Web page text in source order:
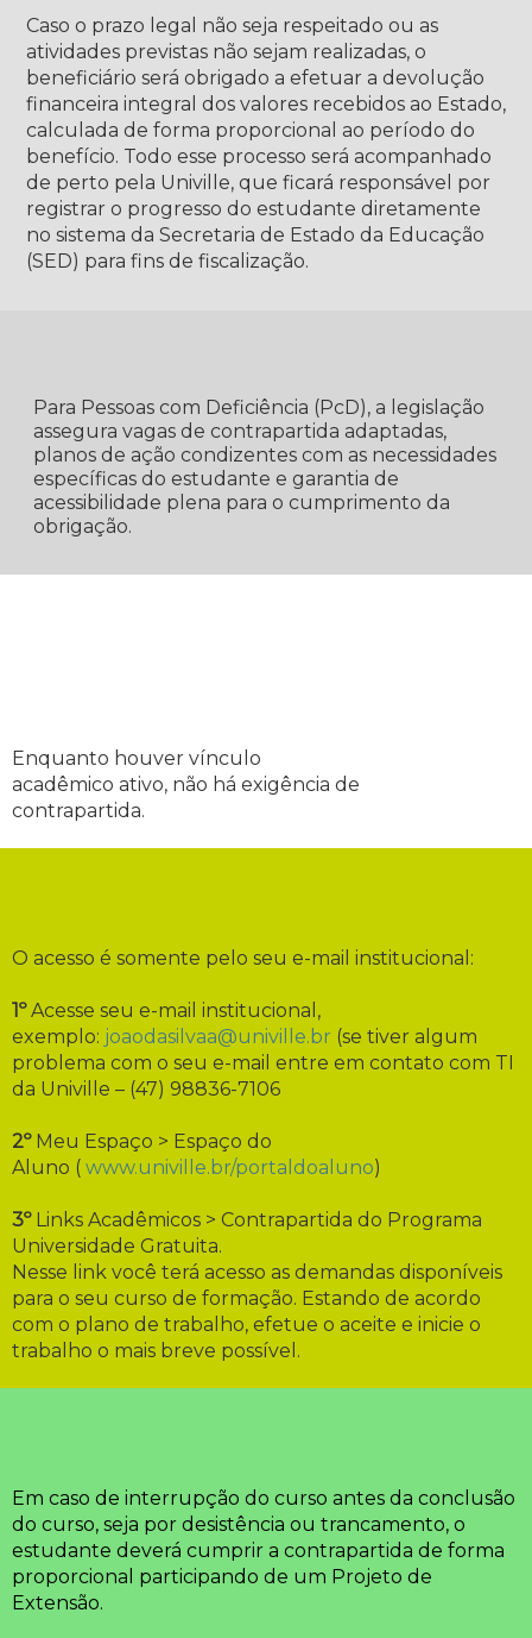
Caso o prazo legal não seja respeitado ou as
atividades previstas não sejam realizadas, o
beneficiário será obrigado a efetuar a devolução
financeira integral dos valores recebidos ao Estado,
calculada de forma proporcional ao período do
benefício. Todo esse processo será acompanhado
de perto pela Univille, que ficará responsável por
registrar o progresso do estudante diretamente
no sistema da Secretaria de Estado da Educação
(SED) para fins de fiscalização.
Para Pessoas com Deficiência (PcD), a legislação
assegura vagas de contrapartida adaptadas,
planos de ação condizentes com as necessidades
específicas do estudante e garantia de
acessibilidade plena para o cumprimento da
obrigação.
Enquanto houver vínculo
acadêmico ativo, não há exigência de
contrapartida.
O acesso é somente pelo seu e-mail institucional:
1ºAcesse seu e-mail institucional,
exemplo: joaodasilvaa@univille.br (se tiver algum
problema com o seu e-mail entre em contato com TI
da Univille – (47) 98836-7106
2ºMeu Espaço > Espaço do
Aluno ( www.univille.br/portaldoaluno)
3ºLinks Acadêmicos > Contrapartida do Programa
Universidade Gratuita.
Nesse link você terá acesso as demandas disponíveis
para o seu curso de formação. Estando de acordo
com o plano de trabalho, efetue o aceite e inicie o
trabalho o mais breve possível.
Em caso de interrupção do curso antes da conclusão
do curso, seja por desistência ou trancamento, o
estudante deverá cumprir a contrapartida de forma
proporcional participando de um Projeto de
Extensão.